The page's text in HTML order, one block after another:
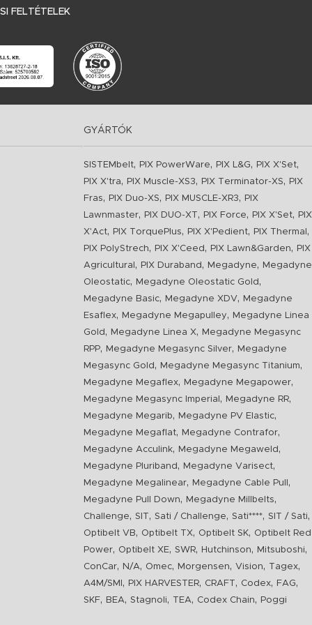
FELTÉTELEK
GYÁRTÓK
SISTEMbelt, PIX PowerWare, PIX L&G, PIX X'Set,
PIX X'tra, PIX Muscle-XS3, PIX Terminator-XS,
PIX
Fras, PIX Duo-XS, PIX MUSCLE-XR3,
PIX
Lawnmaster, PIX DUO-XT, PIX Force, PIX X'Set,
PIX
X'Act, PIX TorquePlus, PIX X'Pedient, PIX Thermal ,
PIX PolyStrech, PIX X'Ceed , PIX Lawn&Garden,
PIX
Agricultural , PIX Duraband , Megadyne,
Megadyne
Oleostatic, Megadyne Oleostatic Gold ,
Megadyne Basic, Megadyne XDV,
Megadyne
Esaflex, Megadyne Megapulley,
Megadyne Linea
Gold , Megadyne Linea X,
Megadyne Megasync
RPP, Megadyne Megasync Silver,
Megadyne
Megasync Gold , Megadyne Megasync Titanium,
Megadyne Megaflex, Megadyne Megapower,
Megadyne Megasync Imperial , Megadyne RR,
Megadyne Megarib, Megadyne PV Elastic,
Megadyne Megaflat, Megadyne Contrafor,
Megadyne Acculink, Megadyne Megaweld ,
Megadyne Pluriband , Megadyne Varisect,
Megadyne Megalinear, Megadyne Cable Pull ,
Megadyne Pull Down, Megadyne Millbelts,
Challenge, SIT, Sati / Challenge, Sati****, SIT / Sati,
Optibelt VB, Optibelt TX, Optibelt SK, Optibelt Red
Power, Optibelt XE, SWR, Hutchinson, Mitsuboshi,
ConCar, N/A, Omec, Morgensen, Vision, Tagex,
A4M/SMI , PIX HARVESTER, CRAFT, Codex, FAG,
SKF, BEA, Stagnoli, TEA, Codex Chain, Poggi